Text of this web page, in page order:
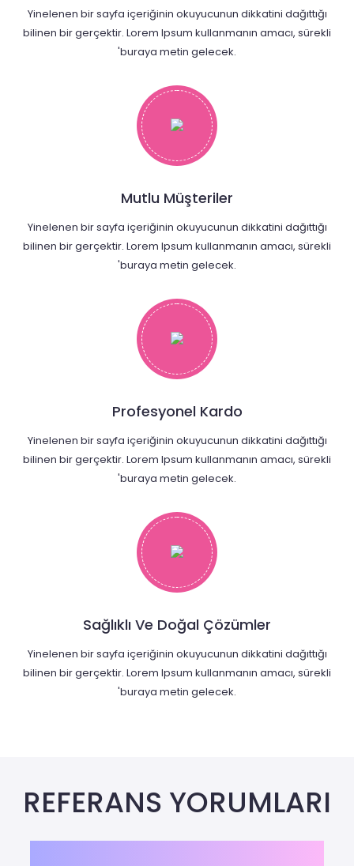
Yinelenen bir sayfa içeriğinin okuyucunun dikkatini dağıttığı
bilinen bir gerçektir. Lorem Ipsum kullanmanın amacı, sürekli
'buraya metin gelecek.
Mutlu Müşteriler
Yinelenen bir sayfa içeriğinin okuyucunun dikkatini dağıttığı
bilinen bir gerçektir. Lorem Ipsum kullanmanın amacı, sürekli
'buraya metin gelecek.
Profesyonel Kardo
Yinelenen bir sayfa içeriğinin okuyucunun dikkatini dağıttığı
bilinen bir gerçektir. Lorem Ipsum kullanmanın amacı, sürekli
'buraya metin gelecek.
Sağlıklı Ve Doğal Çözümler
Yinelenen bir sayfa içeriğinin okuyucunun dikkatini dağıttığı
bilinen bir gerçektir. Lorem Ipsum kullanmanın amacı, sürekli
'buraya metin gelecek.
REFERANS YORUMLARI